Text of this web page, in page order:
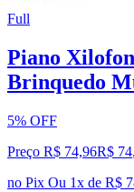
Full
Piano
Brinquedo
5% OFF
Preço R$ 74,96R$ 74,
no Pix Ou 1x de R$